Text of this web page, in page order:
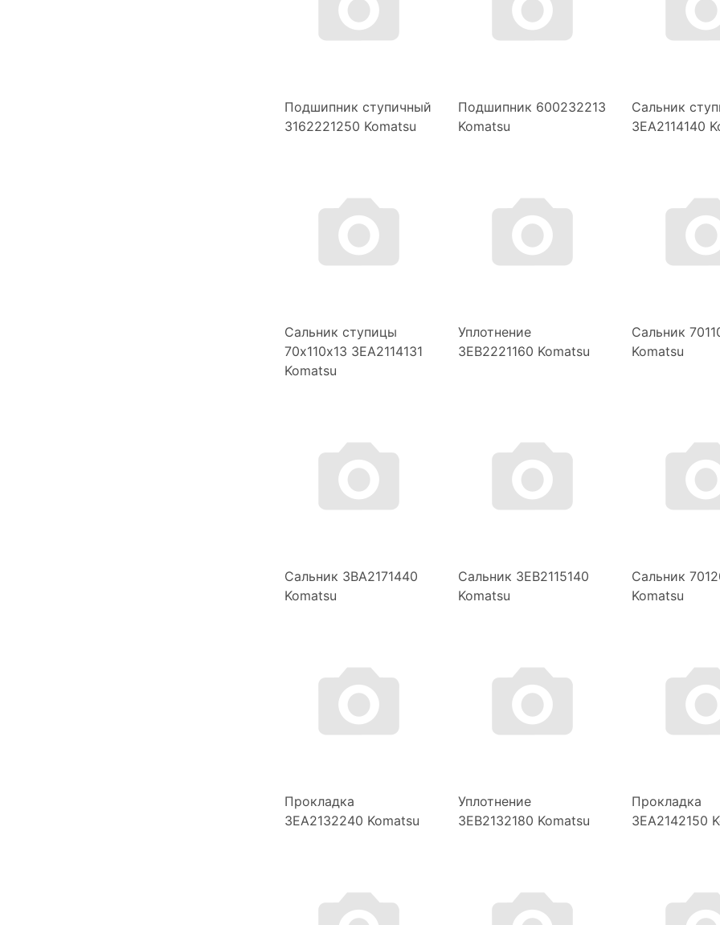
Подшипник ступичный
3162221250 Komatsu
Подшипник 600232213
Komatsu
Сальник
3EA2114140
Сальник ступицы
70х110х13 3EA2114131
Komatsu
Уплотнение
3EB2221160 Komatsu
Сальник
Komatsu
Сальник 3BA2171440
Komatsu
Сальник 3EB2115140
Komatsu
Сальник
Komatsu
Прокладка
3EA2132240 Komatsu
Уплотнение
3EB2132180 Komatsu
Прокладка
3EA2142150